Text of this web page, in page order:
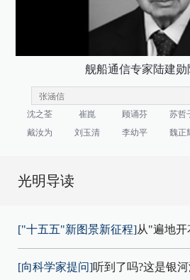
舰船通信专家陆建勋
沈之荃 崔崑 顾诵芬 苏哲
戴汝为
刘玉清 李幼平 魏正
光明导读
["十五五"新图景新征程]从"遍地
[向科学家提问]听到了吗?这是银